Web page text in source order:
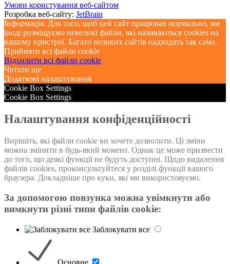
Умови користування веб-сайтом
Розробка веб-сайту: JetBrain
Інформація: Для того, щоб цей сайт працював нормально, ми
іноді розміщуємо невеликі файли, які називаються cookies на
вашому пристрої. Багато великих сайтів надходять так само.
Прийняти всі файли cookie
Відхилити всі файли cookie
Читати ще
Додаткові налаштування
Cookie Box Settings
Cookie Box Settings
Налаштування конфіденційності
Вирішіть, які файли cookie ви хочете дозволити. Ці зміни
можна змінити в будь-який момент. Однак це може призвести
до того, що деякі функції не будуть доступні. Щодо видалення
файлів cookies, проконсультуйтеся у розділі функції вашого
браузера. Докладніше про куки, які ми використовуємо.
За допомогою повзунка можна увімкнути або
вимкнути різні типи файлів cookie:
Заблокувати все